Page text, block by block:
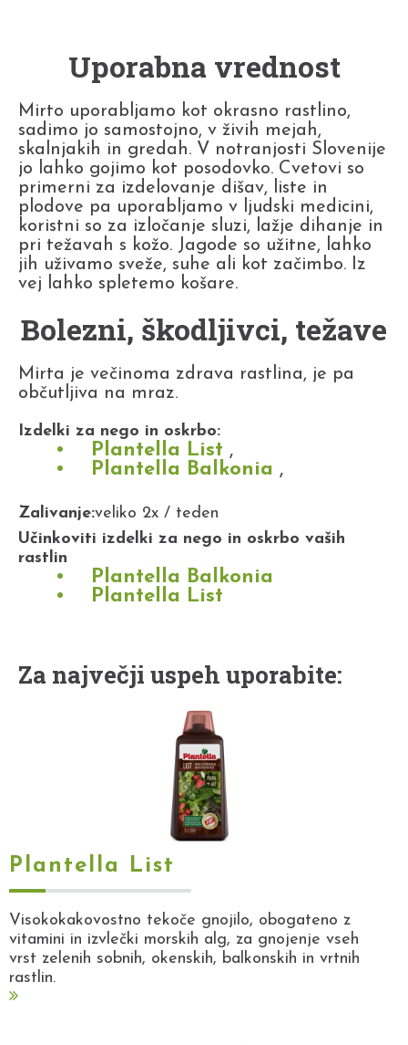
Uporabna vrednost
Mirto uporabljamo kot okrasno rastlino,
sadimo jo samostojno, v živih mejah,
skalnjakih in gredah. V notranjosti Slovenije
jo lahko gojimo kot posodovko. Cvetovi so
primerni za izdelovanje dišav, liste in
plodove pa uporabljamo v ljudski medicini,
koristni so za izločanje sluzi, lažje dihanje in
pri težavah s kožo. Jagode so užitne, lahko
jih uživamo sveže, suhe ali kot začimbo. Iz
vej lahko spletemo košare.
Bolezni, škodljivci, težave
Mirta je večinoma zdrava rastlina, je pa
občutljiva na mraz.
Izdelki za nego in oskrbo:
Plantella List ,
Plantella Balkonia ,
Zalivanje:veliko 2x / teden
Učinkoviti izdelki za nego in oskrbo vaših
rastlin
Plantella Balkonia
Plantella List
Za največji uspeh uporabite:
Plantella List
Visokokakovostno tekoče gnojilo, obogateno z
vitamini in izvlečki morskih alg, za gnojenje vseh
vrst zelenih sobnih, okenskih, balkonskih in vrtnih
rastlin.